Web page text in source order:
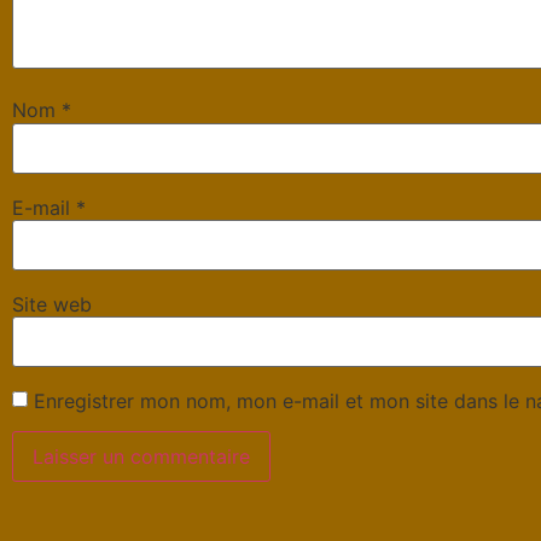
Nom *
E-mail *
Site web
Enregistrer mon nom, mon e-mail et mon site dans le